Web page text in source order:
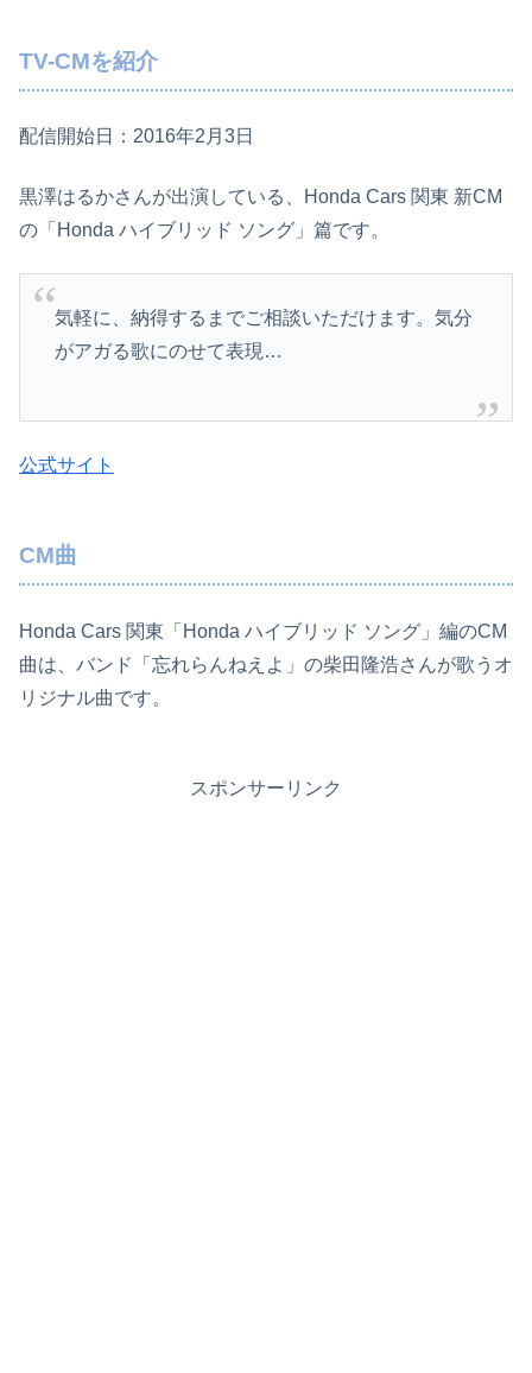
TV-CMを紹介
配信開始日：2016年2月3日
黒澤はるかさんが出演している、Honda Cars 関東 新CM
の「Honda ハイブリッド ソング」篇です。
気軽に、納得するまでご相談いただけます。­気分
がアガる歌にのせて表現…
公式サイト
CM曲
Honda Cars 関東「Honda ハイブリッド ソング」編のCM
曲は、バンド「忘れらんねえよ」の柴田隆浩さんが歌うオ
リジナル曲です。
スポンサーリンク